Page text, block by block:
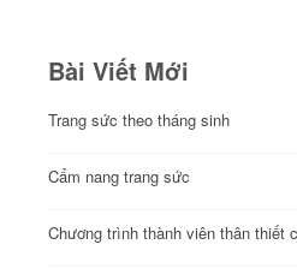
Bài Viết Mới
Trang sức theo tháng sinh
Cẩm nang trang sức
Chương trình thành viên thân thiết